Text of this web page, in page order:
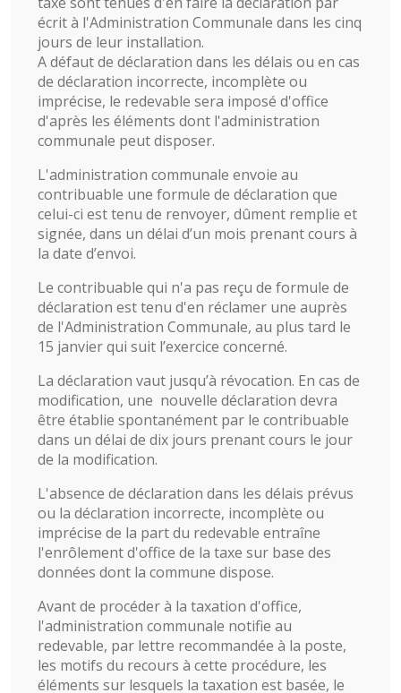
écrit à l'Administration Communale dans les cinq
jours de leur installation.
A défaut de déclaration dans les délais ou en cas
de déclaration incorrecte, incomplète ou
imprécise, le redevable sera imposé d'office
d'après les éléments dont l'administration
communale peut disposer.
L'administration communale envoie au
contribuable une formule de déclaration que
celui-ci est tenu de renvoyer, dûment remplie et
signée, dans un délai d’un mois prenant cours à
la date d’envoi.
Le contribuable qui n'a pas reçu de formule de
déclaration est tenu d'en réclamer une auprès
de l'Administration Communale, au plus tard le
15 janvier qui suit l’exercice concerné.
La déclaration vaut jusqu’à révocation. En cas de
modification, une nouvelle déclaration devra
être établie spontanément par le contribuable
dans un délai de dix jours prenant cours le jour
de la modification.
L'absence de déclaration dans les délais prévus
ou la déclaration incorrecte, incomplète ou
imprécise de la part du redevable entraîne
l'enrôlement d'office de la taxe sur base des
données dont la commune dispose.
Avant de procéder à la taxation d'office,
l'administration communale notifie au
redevable, par lettre recommandée à la poste,
les motifs du recours à cette procédure, les
éléments sur lesquels la taxation est basée, le